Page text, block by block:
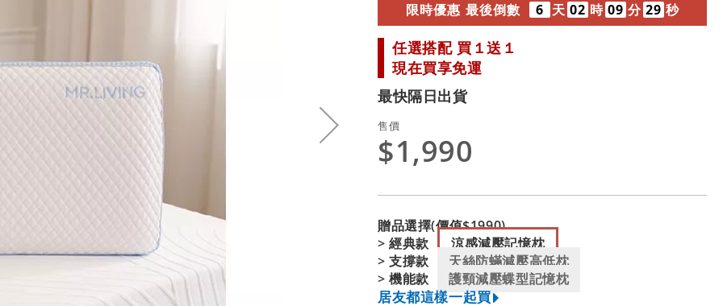
限時優惠 最後倒數 6 天 02 時 09 分 27 秒
任選搭配 買１送１
現在買享免運
最快隔日出貨
售價
$1,990
贈品選擇(價值$1990)
> 經典款
涼感減壓記憶枕
> 支撐款
天絲防蟎減壓高低枕
> 機能款
護頸減壓蝶型記憶枕
居友都這樣一起買